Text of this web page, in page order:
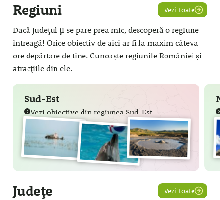
Regiuni Vezi toate
Dacă județul ți se pare prea mic, descoperă o regiune
întreagă! Orice obiectiv de aici ar fi la maxim câteva
ore depărtare de tine. Cunoaște regiunile României și
atracțiile din ele.
Sud-Est
Vezi obiective din regiunea Sud-Est
Județe Vezi toate